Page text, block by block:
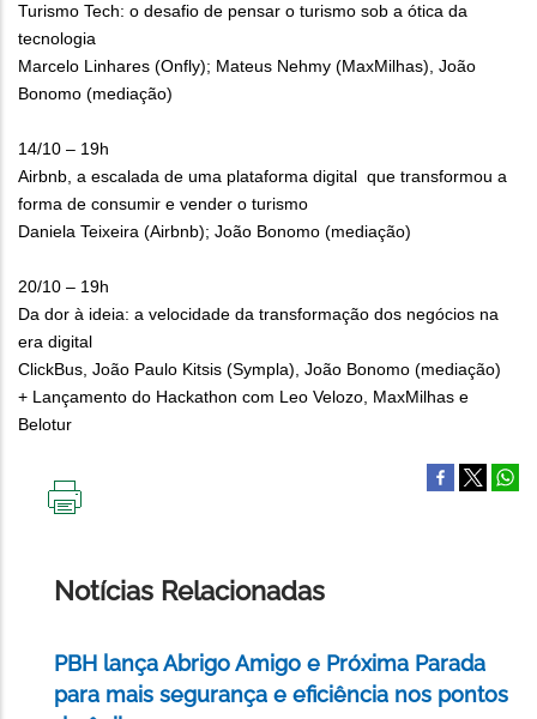
Turismo Tech: o desafio de pensar o turismo sob a ótica da
tecnologia
Marcelo Linhares (Onfly); Mateus Nehmy (MaxMilhas), João
Bonomo (mediação)
14/10 – 19h
Airbnb, a escalada de uma plataforma digital que transformou a
forma de consumir e vender o turismo
Daniela Teixeira (Airbnb); João Bonomo (mediação)
20/10 – 19h
Da dor à ideia: a velocidade da transformação dos negócios na
era digital
ClickBus, João Paulo Kitsis (Sympla), João Bonomo (mediação)
+ Lançamento do Hackathon com Leo Velozo, MaxMilhas e
Belotur
Notícias Relacionadas
PBH lança Abrigo Amigo e Próxima Parada
para mais segurança e eficiência nos pontos